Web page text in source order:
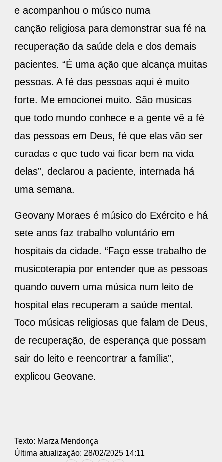
e acompanhou o músico numa
canção religiosa para demonstrar sua fé na
recuperação da saúde dela e dos demais
pacientes. “É uma ação que alcança muitas
pessoas. A fé das pessoas aqui é muito
forte. Me emocionei muito. São músicas
que todo mundo conhece e a gente vê a fé
das pessoas em Deus, fé que elas vão ser
curadas e que tudo vai ficar bem na vida
delas”, declarou a paciente, internada há
uma semana.
Geovany Moraes é músico do Exército e há
sete anos faz trabalho voluntário em
hospitais da cidade. “Faço esse trabalho de
musicoterapia por entender que as pessoas
quando ouvem uma música num leito de
hospital elas recuperam a saúde mental.
Toco músicas religiosas que falam de Deus,
de recuperação, de esperança que possam
sair do leito e reencontrar a família”,
explicou Geovane.
Texto: Marza Mendonça
Última atualização: 28/02/2025 14:11